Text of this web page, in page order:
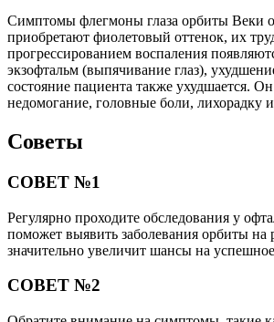
Симптомы флегмоны глаза орбиты Веки
приобретают фиолетовый оттенок, их
прогрессированием воспаления
экзофтальм (выпячивание глаз),
состояние пациента также ухудшается.
недомогание, головные боли, лихорадку
Советы
СОВЕТ №1
Регулярно проходите обследования у
поможет выявить заболевания орбиты на
значительно увеличит шансы на
СОВЕТ №2